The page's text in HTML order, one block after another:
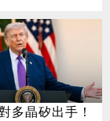
多晶矽出手！